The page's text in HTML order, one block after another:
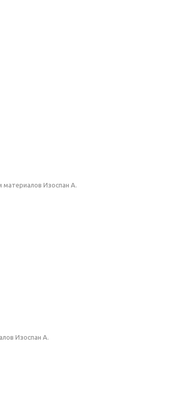
материалов Изоспан А.
Изоспан А.